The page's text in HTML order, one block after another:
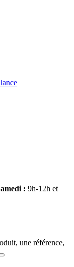
: 9h-12h et
une référence,